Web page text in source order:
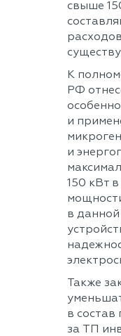
свыше
К
РФ
и
и
150 кВт
в
Также
в состав
за ТП